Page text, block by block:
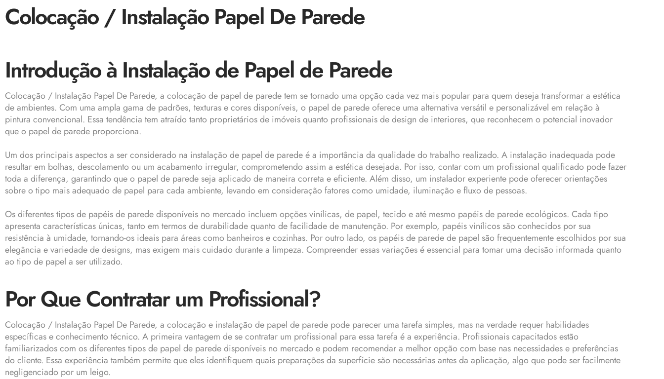
Colocação / Instalação Papel De Parede
Introdução à Instalação de Papel de Parede
Colocação / Instalação Papel De Parede, a colocação de papel de paredetem se tornado uma opção cada vez mais popular para quem deseja transformar a estética
de ambientes. Com uma ampla gama de padrões, texturas e cores disponíveis, o papel de parede oferece uma alternativa versátil e personalizável em relação à
pintura convencional. Essa tendência tem atraído tanto proprietários de imóveis quanto profissionais de design de interiores, que reconhecem o potencial inovador
que o papel de parede proporciona.
Um dos principais aspectos a ser considerado na instalação de papel de paredeé a importância da qualidade do trabalho realizado. A instalação inadequada pode
resultar em bolhas, descolamento ou um acabamento irregular, comprometendo assim a estética desejada. Por isso, contar com um profissional qualificado pode fazer
toda a diferença, garantindo que o papel de parede seja aplicado de maneira correta e eficiente. Além disso, um instalador experiente pode oferecer orientações
sobre o tipo mais adequado de papel para cada ambiente, levando em consideração fatores como umidade, iluminação e fluxo de pessoas.
Os diferentes tipos de papéis de parede disponíveis no mercado incluem opções vinílicas, de papel, tecido e até mesmo papéis de parede ecológicos. Cada tipo
apresenta características únicas, tanto em termos de durabilidade quanto de facilidade de manutenção. Por exemplo, papéis vinílicos são conhecidos por sua
resistência à umidade, tornando-os ideais para áreas como banheiros e cozinhas. Por outro lado, os papéis de parede de papel são frequentemente escolhidos por sua
elegância e variedade de designs, mas exigem mais cuidado durante a limpeza. Compreender essas variações é essencial para tomar uma decisão informada quanto
ao tipo de papel a ser utilizado.
Por Que Contratar um Profissional?
Colocação / Instalação Papel De Parede, a colocação e instalação de papel de parede pode parecer uma tarefa simples, mas na verdade requer habilidades
específicas e conhecimento técnico. A primeira vantagem de se contratar um profissional para essa tarefa é a experiência. Profissionais capacitados estão
familiarizados com os diferentes tipos de papel de parede disponíveis no mercado e podem recomendar a melhor opção com base nas necessidades e preferências
do cliente. Essa experiência também permite que eles identifiquem quais preparações da superfície são necessárias antes da aplicação, algo que pode ser facilmente
negligenciado por um leigo.